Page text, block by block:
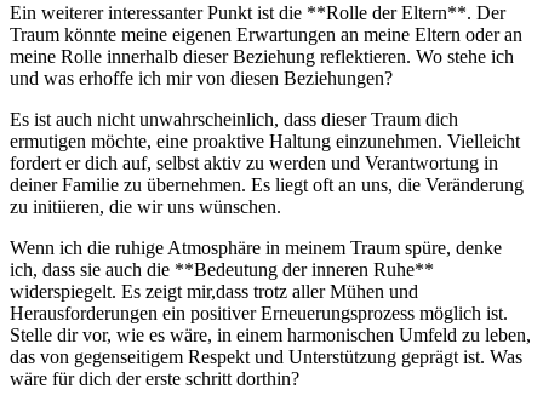
Ein weiterer interessanter Punkt ist die **Rolle ​der Eltern**. ‌Der
Traum könnte meine eigenen Erwartungen an​ meine Eltern oder an
meine Rolle innerhalb ⁢dieser Beziehung reflektieren. Wo stehe ich⁢
und was erhoffe ⁢ich mir von diesen Beziehungen?
Es ist auch nicht unwahrscheinlich,‍ dass dieser Traum dich
ermutigen möchte, ​eine proaktive Haltung einzunehmen. Vielleicht
fordert er dich auf, selbst aktiv zu werden und Verantwortung in
deiner ⁤Familie zu übernehmen. Es liegt oft an uns, die Veränderung
zu initiieren, die wir uns wünschen.
Wenn ich die ruhige Atmosphäre in meinem Traum spüre, denke
ich, ‌dass sie auch die **Bedeutung der inneren ‍Ruhe**
⁢widerspiegelt. Es zeigt mir,dass trotz aller Mühen und
Herausforderungen ein positiver Erneuerungsprozess möglich ist.
Stelle‍ dir ​vor, wie es wäre, in einem harmonischen Umfeld zu⁤ leben,⁤
das von gegenseitigem Respekt und Unterstützung geprägt ist. Was
wäre für dich der erste schritt dorthin?